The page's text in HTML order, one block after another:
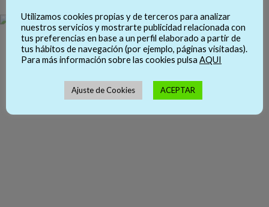
Utilizamos cookies propias y de terceros para analizar
nuestros servicios y mostrarte publicidad relacionada con
tus preferencias en base a un perfil elaborado a partir de
tus hábitos de navegación (por ejemplo, páginas visitadas).
Para más información sobre las cookies pulsa AQUI
Ajuste de Cookies ACEPTAR